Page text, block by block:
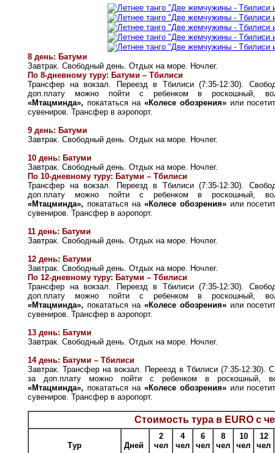
8 день: Батуми
Завтрак. Свободный день. Отдых на море. Ночлег.
По 8-дневному туру: Батуми – Тбилиси
Трансфер на вокзал. Переезд в Тбилиси (7:35-12:30).
доп.плату можно пойти с ребенком в роскошный,
«Мтацминда», покататься на«Колесе обозрения» или
сувениров. Трансфер в аэропорт.
9 день: Батуми
Завтрак. Свободный день. Отдых на море. Ночлег.
10 день: Батуми
Завтрак. Свободный день. Отдых на море. Ночлег.
По 10-дневному туру: Батуми – Тбилиси
Трансфер на вокзал. Переезд в Тбилиси (7:35-12:30).
доп.плату можно пойти с ребенком в роскошный,
«Мтацминда», покататься на«Колесе обозрения» или
сувениров. Трансфер в аэропорт.
11 день: Батуми
Завтрак. Свободный день. Отдых на море. Ночлег.
12 день: Батуми
Завтрак. Свободный день. Отдых на море. Ночлег.
По 12-дневному туру: Батуми – Тбилиси
Трансфер на вокзал. Переезд в Тбилиси (7:35-12:30).
доп.плату можно пойти с ребенком в роскошный,
«Мтацминда», покататься на«Колесе обозрения» или
сувениров. Трансфер в аэропорт.
13 день: Батуми
Завтрак. Свободный день. Отдых на море. Ночлег.
14 день: Батуми – Тбилиси
Завтрак. Трансфер на вокзал. Переезд в Тбилиси (7:35-12:30).
за доп.плату можно пойти с ребенком в роскошный,
«Мтацминда», покататься на«Колесе обозрения» или
сувениров. Трансфер в аэропорт.
Стоимость тура в EURO с
Тур Дней
2
чел
4
чел
6
чел
8
чел
10
чел
12
чел